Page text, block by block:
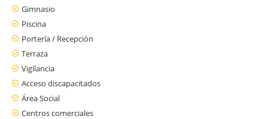
Gimnasio
Piscina
Portería / Recepción
Terraza
Vigilancia
Acceso discapacitados
Área Social
Centros comerciales